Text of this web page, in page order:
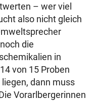
– wer viel
also nicht gleich
die
in
von 15 Proben
dann muss
Vorarlbergerinnen